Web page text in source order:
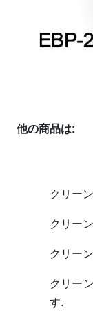
他の商品は:
クリー
クリー
クリー
クリー
す.